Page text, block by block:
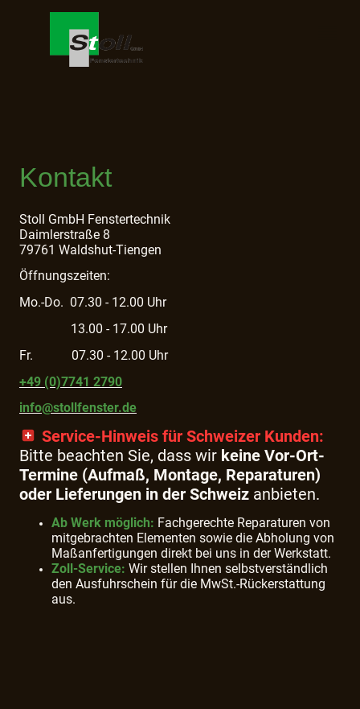
Kontakt
Stoll GmbH Fenstertechnik
Daimlerstraße 8
79761 Waldshut-Tiengen
Öffnungszeiten:
Mo.-Do. 07.30 - 12.00 Uhr
13.00 - 17.00 Uhr
Fr. 07.30 - 12.00 Uhr
+49 (0)7741 2790
info@stollfenster.de
Service-Hinweis für Schweizer Kunden:
Bitte beachten Sie, dass wir keine Vor-Ort-
Termine (Aufmaß, Montage, Reparaturen)
oder Lieferungen in der Schweiz anbieten.
Ab Werk möglich: Fachgerechte Reparaturen von
mitgebrachten Elementen sowie die Abholung von
Maßanfertigungen direkt bei uns in der Werkstatt.
Zoll-Service: Wir stellen Ihnen selbstverständlich
den Ausfuhrschein für die MwSt.-Rückerstattung
aus.